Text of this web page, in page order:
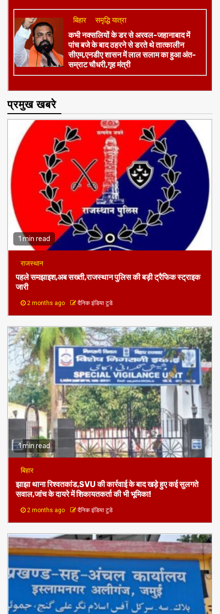
बिहार समृद्धि यात्रा
कभी नक्सलियों के डर से अरवल-जहानाबाद में
पांच बजे के बाद ठहरने से डरते थे तात्कालीन
सीएम,एनडीए शासन में लाल सलाम का हुआ अंत-
सम्राट चौधरी,गृह मंत्री
प्रमुख खबरे
1 min read
राजस्थान
पहले समझाइश,अब सख्ती,राजस्थान पुलिस की बड़ी ट्रैफिक स्ट्राइक
जारी
2 months ago दैनिक इंडिया टुडे
1 min read
बिहार
झाझा थाना रिश्वतकांड,SVU की कार्रवाई के बाद खड़े हुए कई सुलगते
सवाल,जांच के दायरे में शिकायतकर्ता की भी भूमिका!
2 months ago दैनिक इंडिया टुडे